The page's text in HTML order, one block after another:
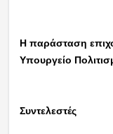
Η παράσταση
Υπουργείο
Συντελεστές